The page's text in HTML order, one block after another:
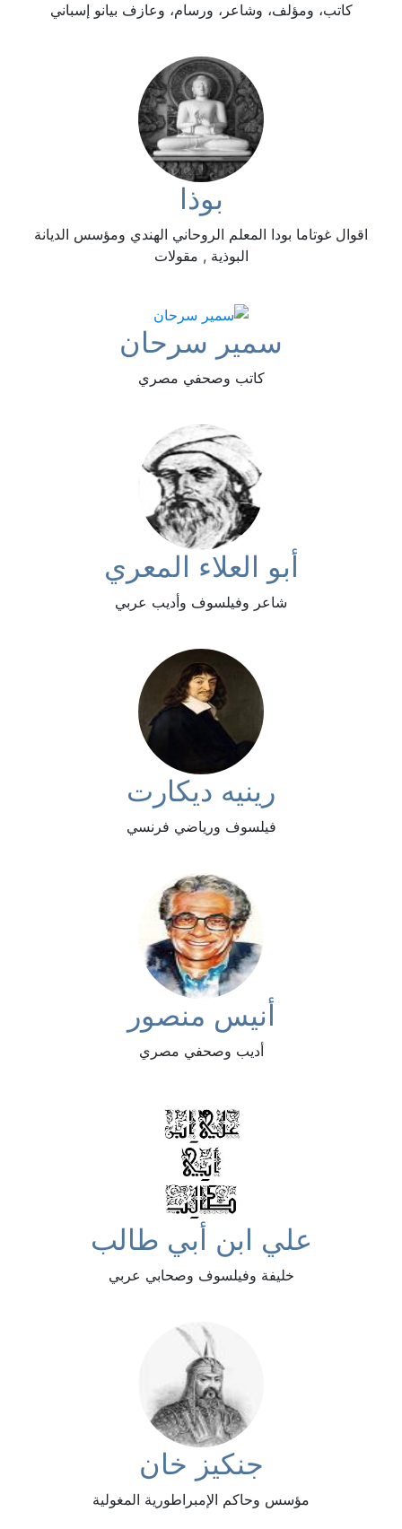
كاتب، ومؤلف، وشاعر، ورسام، وعازف بيانو إسباني
بوذا
اقوال غوتاما بودا المعلم الروحاني الهندي ومؤسس الديانة
البوذية , مقولات
سمير سرحان
كاتب وصحفي مصري
أبو العلاء المعري
شاعر وفيلسوف وأديب عربي
رينيه ديكارت
فيلسوف ورياضي فرنسي
أنيس منصور
أديب وصحفي مصري
علي ابن أبي طالب
خليفة وفيلسوف وصحابي عربي
جنكيز خان
مؤسس وحاكم الإمبراطورية المغولية